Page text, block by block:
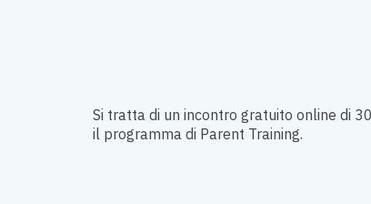
Si tratta di un incontro gratuito online di
il programma di Parent Training.